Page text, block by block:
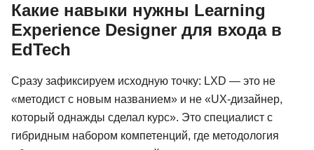
Какие навыки нужны Learning
Experience Designer для входа в
EdTech
Сразу зафиксируем исходную точку: LXD — это не
«методист с новым названием» и не «UX-дизайнер,
который однажды сделал курс». Это специалист с
гибридным набором компетенций, где методология
Методист в
дошкольном
образовании
нуля до